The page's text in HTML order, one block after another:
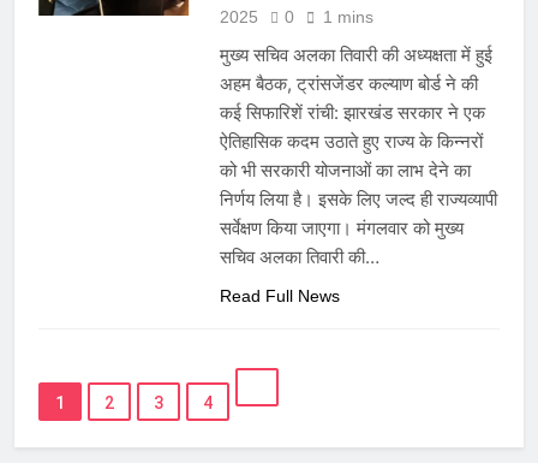
2025
0 1 mins
मुख्य सचिव अलका तिवारी की अध्यक्षता में हुई
अहम बैठक, ट्रांसजेंडर कल्याण बोर्ड ने की
कई सिफारिशें रांची: झारखंड सरकार ने एक
ऐतिहासिक कदम उठाते हुए राज्य के किन्नरों
को भी सरकारी योजनाओं का लाभ देने का
निर्णय लिया है। इसके लिए जल्द ही राज्यव्यापी
सर्वेक्षण किया जाएगा। मंगलवार को मुख्य
सचिव अलका तिवारी की…
Read Full News
1 2 3 4